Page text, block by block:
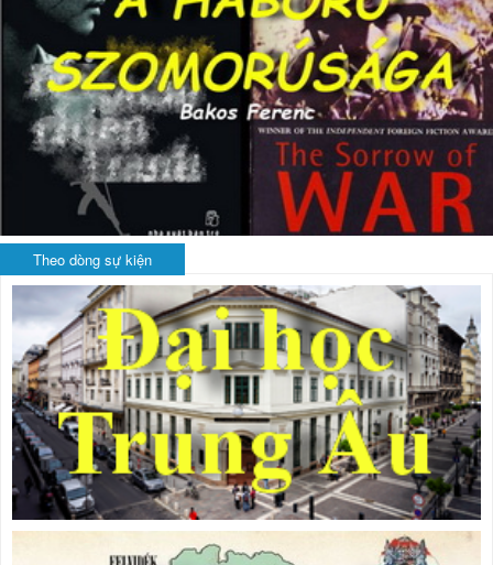
Theo dòng sự kiện